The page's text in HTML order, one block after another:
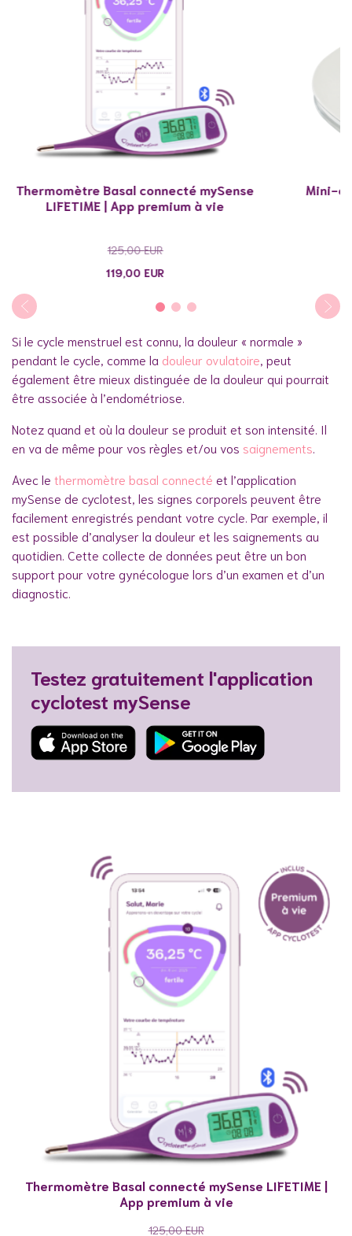
Thermomètre Basal connecté mySense
LIFETIME | App premium à vie
125,00EUR
119,00EUR
Mini-
Si le cycle menstruel est connu, la douleur « normale »
pendant le cycle, comme la douleur ovulatoire, peut
également être mieux distinguée de la douleur qui pourrait
être associée à l’endométriose.
Notez quand et où la douleur se produit et son intensité. Il
en va de même pour vos règles et/ou vos saignements.
Avec le thermomètre basal connecté et l’application
mySense de cyclotest, les signes corporels peuvent être
facilement enregistrés pendant votre cycle. Par exemple, il
est possible d’analyser la douleur et les saignements au
quotidien. Cette collecte de données peut être un bon
support pour votre gynécologue lors d’un examen et d’un
diagnostic.
Testez gratuitement l'application
cyclotest mySense
Thermomètre Basal connecté mySense LIFETIME |
App premium à vie
125,00EUR